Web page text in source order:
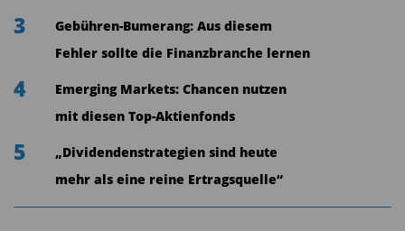
Die Grünes Geld Vermögensmanagement hat mit
dem GG Quantum (ISIN: DE 000 A41 EDL 2) den
ersten aktiv gemanagten Aktienfonds in
Quantencomputing, Sensorik bis hin zu
Quantenkommunikation und Kryptografie. Ziel ist
es, An­legern Zugang zu einem der dynamischsten
3
Gebühren-Bumerang: Aus diesem
Fehler sollte die Finanzbranche lernen
4
Emerging Markets: Chancen nutzen
mit diesen Top-Aktienfonds
5
„Dividendenstrategien sind heute
mehr als eine reine Ertragsquelle“